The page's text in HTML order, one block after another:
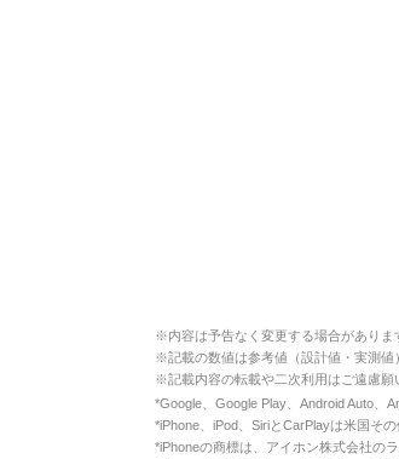
※内容は予告なく変更する場合がありま
※記載の数値は参考値（設計値・実測値
※記載内容の転載や二次利用はご遠慮願
*Google、Google Play、Android Auto、
*iPhone、iPod、SiriとCarPlayは米国そ
*iPhoneの商標は、アイホン株式会社の